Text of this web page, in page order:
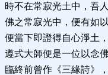
時不在常寂光土中，吾
佛之常寂光中，便有如
便當下即證得自心淨土
遵式大師便是一位以念
臨終前曾作《三緣詩》